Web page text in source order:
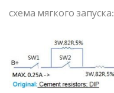
схема мягкого запуска: